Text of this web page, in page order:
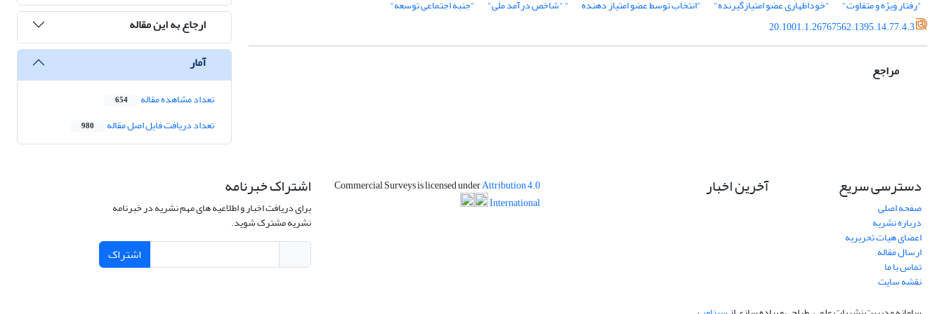
"رفتار ویژه و متفاوت" "خوداظهاری عضو امتیازگیرنده" "انتخاب توسط عضو امتیاز دهنده " "شاخص درآمد ملی"
"جنبه اجتماعی توسعه"
20.1001.1.26767562.1395.14.77.4.3
مراجع
ارجاع به این مقاله
آمار
تعداد مشاهده مقاله 654
تعداد دریافت فایل اصل مقاله 980
دسترسی سریع
صفحه اصلی
درباره نشریه
اعضای هیات تحریریه
ارسال مقاله
تماس با ما
نقشه سایت
آخرین اخبار Commercial Surveys is licensed underAttribution 4.0
International
اشتراک خبرنامه
برای دریافت اخبار و اطلاعیه های مهم نشریه در خبرنامه
نشریه مشترک شوید.
اشتراک